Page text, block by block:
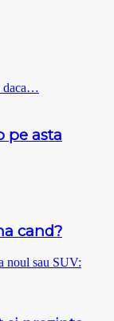
pe asta
cand?